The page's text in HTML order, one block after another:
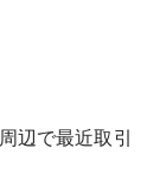
周辺で最近取引